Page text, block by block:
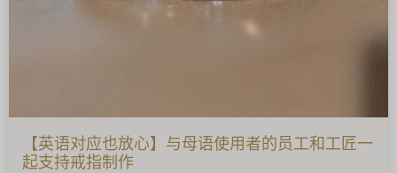
【英语对应也放心】与母语使用者的员工和工匠一
起支持戒指制作